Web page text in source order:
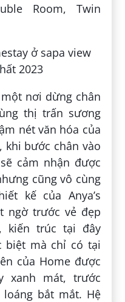
Room, Twin
một nơi dừng chân
thị trấn sương
nét văn hóa của
khi bước chân vào
cảm nhận được
cũng vô cùng
kế của Anya’s
ngờ trước vẻ đẹp
kiến trúc tại đây
biệt mà chỉ có tại
của Home được
xanh mát, trước
bắt mắt. Hệ